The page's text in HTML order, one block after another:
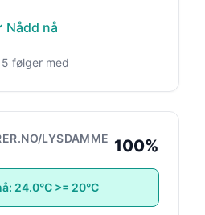
Nådd nå
følger med
LYSDAMME 100%
24.0°C >= 20°C